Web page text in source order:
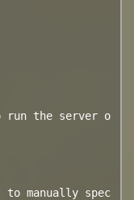
the server o
manually spec